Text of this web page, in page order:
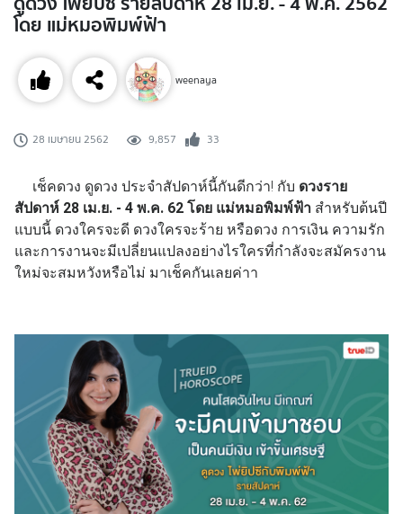
โดย แม่หมอพิมพ์ฟ้า
weenaya
28 เมษายน 2562 9,857 33
เช็คดวง ดูดวง ประจำสัปดาห์นี้กันดีกว่า! กับ ดวงราย
สัปดาห์ 28 เม.ย. - 4 พ.ค. 62 โดย แม่หมอพิมพ์ฟ้า สำหรับต้นปี
แบบนี้ ดวงใครจะดี ดวงใครจะร้าย หรือดวง การเงิน ความรัก
และการงานจะมีเปลี่ยนแปลงอย่างไรใครที่กำลังจะสมัครงาน
ใหม่จะสมหวังหรือไม่ มาเช็คกันเลยค่าา